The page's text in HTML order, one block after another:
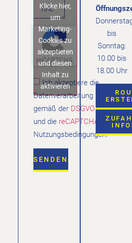
Klicke hier,
um
Marketing-
Cookies zu
akzeptieren
und diesen
Inhalt zu
aktivieren
Ich akzeptiere die
Datenverarbeitung
gemäß derDSGVO
und die reCAPTCHA
Nutzungsbedingungen.
SENDEN
bis
Sonntag:
10.00 bis
18.00 Uhr